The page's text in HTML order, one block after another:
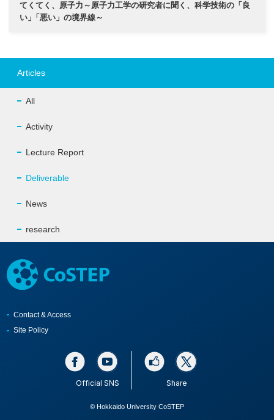
てくてく、原子力～原子力工学の研究者に聞く、科学技術の「良
い」 「悪い」の境界線～
Articles
All
Activity
Lecture Report
Deliverable
News
research
Contact & Access
Site Policy
Official SNS Share
© Hokkaido University CoSTEP